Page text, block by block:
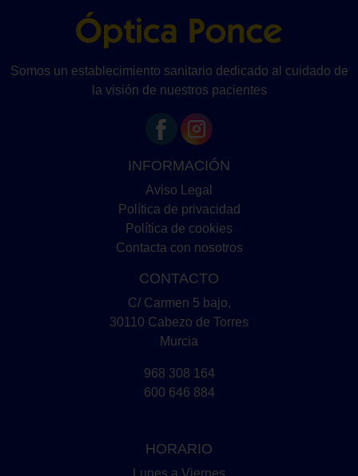
Somos un establecimiento sanitario dedicado al cuidado de
la visión de nuestros pacientes
INFORMACIÓN
Aviso Legal
Política de privacidad
Política de cookies
Contacta con nosotros
CONTACTO
C/ Carmen 5 bajo,
30110 Cabezo de Torres
Murcia
968 308 164
600 646 884
HORARIO
Lunes a Viernes